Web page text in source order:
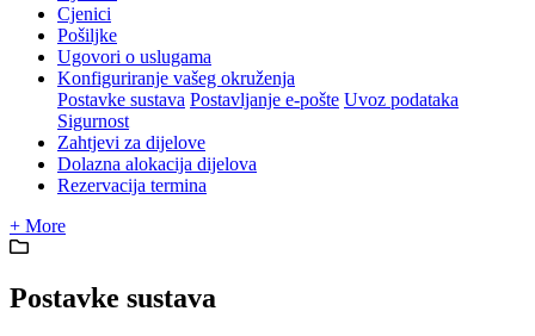
Cjenici
Pošiljke
Ugovori o uslugama
Konfiguriranje vašeg okruženja
Postavke sustava Postavljanje e-pošte Uvoz podataka
Sigurnost
Zahtjevi za dijelove
Dolazna alokacija dijelova
Rezervacija termina
+ More
Postavke sustava